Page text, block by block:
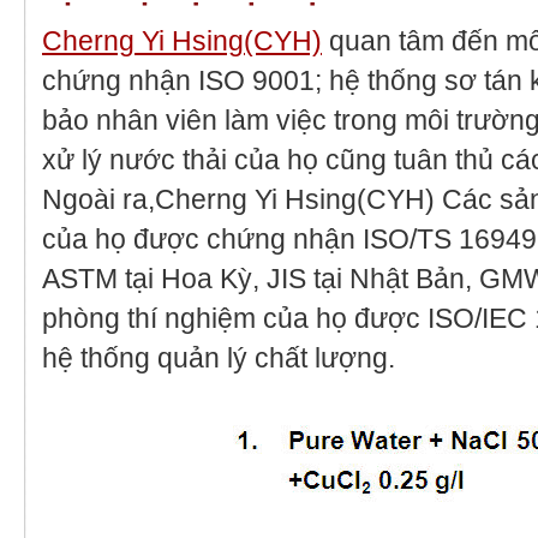
Cherng Yi Hsing(CYH) quan tâm đến
chứng nhận ISO 9001; hệ thống sơ tán
bảo nhân viên làm việc trong môi
xử lý nước thải của họ cũng tuân thủ
Ngoài ra,Cherng Yi Hsing(CYH) Các
của họ được chứng nhận ISO/TS
ASTM tại Hoa Kỳ, JIS tại Nhật Bản,
phòng thí nghiệm của họ được ISO/
hệ thống quản lý chất lượng.